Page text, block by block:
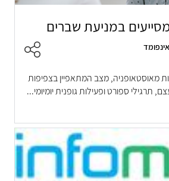
במניעת שברים
מאוסטאופניה, מצב המתאפיין בצפיפות
תרגילי ספורט ופעילות גופנית יומיומי...